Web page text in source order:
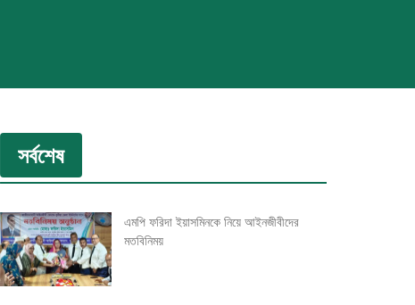
সর্বশেষ
এমপি ফরিদা ইয়াসমিনকে নিয়ে আইনজীবীদের
মতবিনিময়